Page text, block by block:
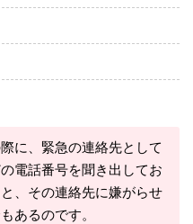
に、緊急の連絡先として
電話番号を聞き出してお
、その連絡先に嫌がらせ
あるのです。